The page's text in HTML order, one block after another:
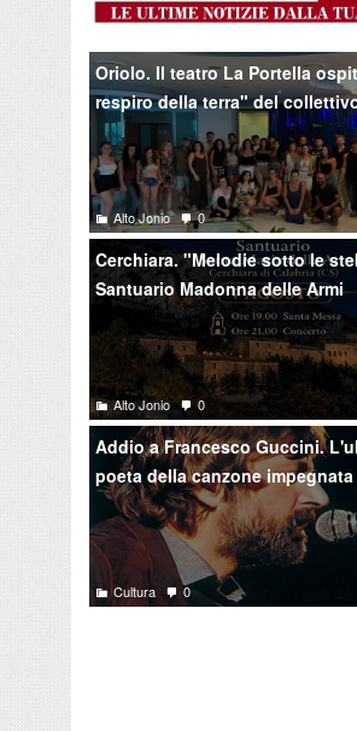
Oriolo. Il teatro La Portella
respiro della terra" del
Alto Jonio 0
Cerchiara. "Melodie sotto le
Santuario Madonna delle Armi
Alto Jonio 0
Addio a Francesco Guccini.
poeta della canzone impegnata
Cultura 0